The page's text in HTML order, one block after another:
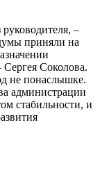
–
приняли на
Соколова.
не понаслышке.
администрации
стабильности, и